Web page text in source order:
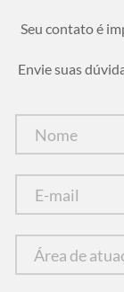
Seu contato é
Envie suas